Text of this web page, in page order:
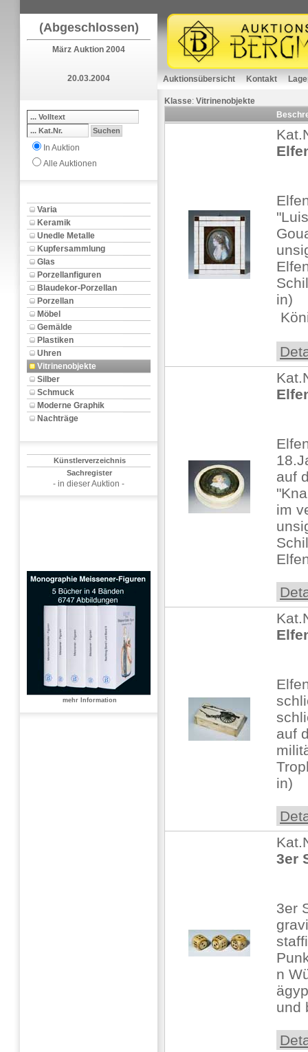
(Abgeschlossen)
März Auktion 2004
20.03.2004
In Auktion
Alle Auktionen
Varia
Keramik
Unedle Metalle
Kupfersammlung
Glas
Porzellanfiguren
Blaudekor-Porzellan
Porzellan
Möbel
Gemälde
Plastiken
Uhren
Vitrinenobjekte
Silber
Schmuck
Moderne Graphik
Nachträge
Künstlerverzeichnis
Sachregister
- in dieser Auktion -
mehr Information
Auktionsübersicht Kontakt
Klasse: Vitrinenobjekte
in)

auf
im
auf
in)
3er
3er
n
und